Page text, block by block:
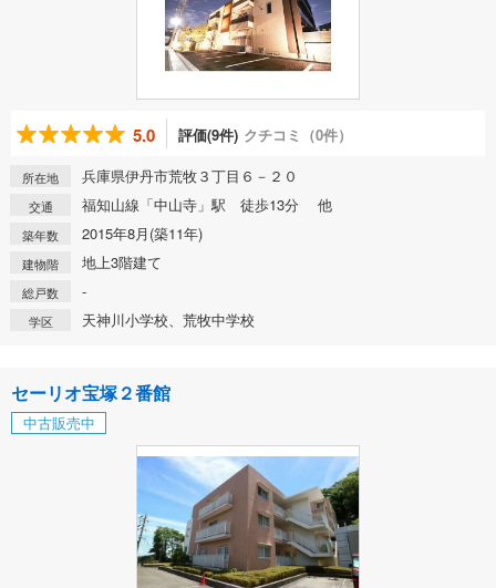
5.0 評価(9件) クチコミ（0件）
所在地 兵庫県伊丹市荒牧３丁目６－２０
交通 福知山線「中山寺」駅 徒歩13分 他
築年数 2015年8月(築11年)
建物階 地上3階建て
総戸数 -
学区 天神川小学校、荒牧中学校
セーリオ宝塚２番館
中古販売中